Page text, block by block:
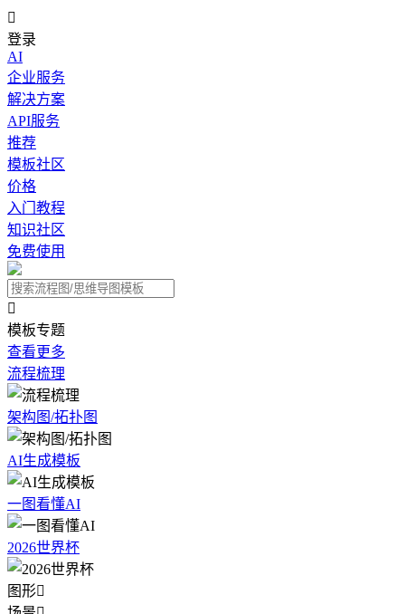

登录
AI
企业服务
解决方案
API服务
推荐
模板社区
价格
入门教程
知识社区
免费使用

模板专题
查看更多
流程梳理
架构图/拓扑图
AI生成模板
一图看懂AI
2026世界杯
图形